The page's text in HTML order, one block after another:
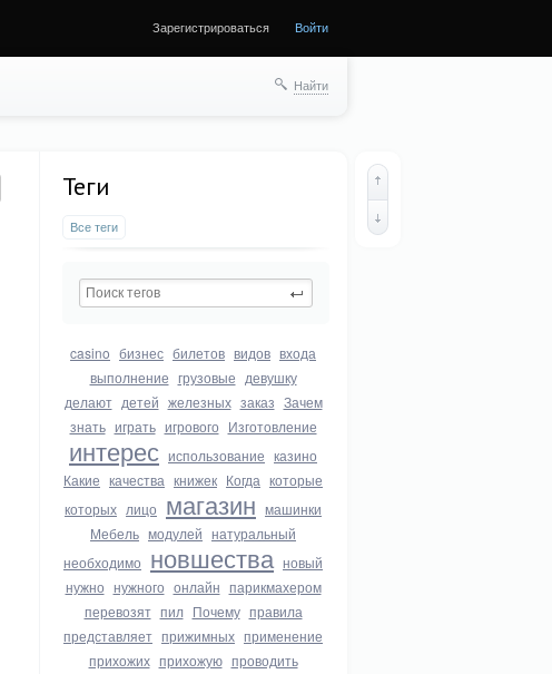
Зарегистрироваться Войти
Найти
Теги
Все теги
casino бизнес билетов видов входа
выполнение грузовые девушку
делают детей железных заказ Зачем
знать играть игрового Изготовление
интерес использование казино
Какие качества книжек Когда которые
которых лицо магазин машинки
Мебель модулей натуральный
необходимо новшества новый
нужно нужного онлайн парикмахером
перевозят пил Почему правила
представляет прижимных применение
прихожих прихожую проводить